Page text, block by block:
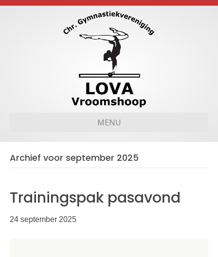
MENU
Archief voor september 2025
Trainingspak pasavond
24 september 2025